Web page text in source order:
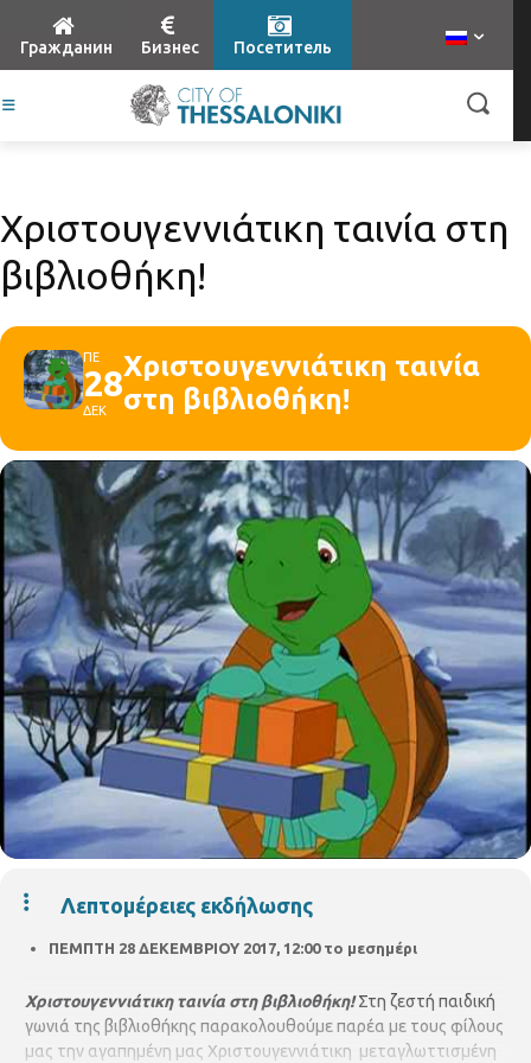
Гражданин Бизнес Посетитель
Χριστουγεννιάτικη ταινία στη
βιβλιοθήκη!
ΠΕ
28
ΔΕΚ
Χριστουγεννιάτικη ταινία
στη βιβλιοθήκη!
Λεπτομέρειες εκδήλωσης
ΠΕΜΠΤΗ 28 ΔΕΚΕΜΒΡΙΟΥ 2017, 12:00 το μεσημέρι
Χριστουγεννιάτικη ταινία στη βιβλιοθήκη!Στη ζεστή παιδική
γωνιά της βιβλιοθήκης παρακολουθούμε παρέα με τους φίλους
μας την αγαπημένη μας Χριστουγεννιάτικη μεταγλωττισμένη